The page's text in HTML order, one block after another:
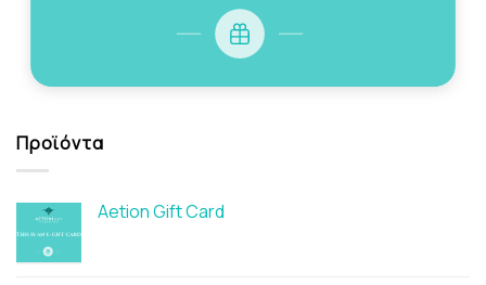
Προϊόντα
Aetion Gift Card